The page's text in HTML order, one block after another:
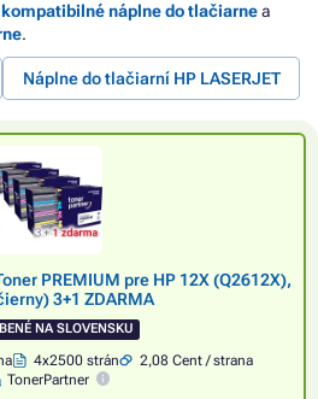
kompatibilné náplne do tlačiarnea
.
Náplne do tlačiarní HP LASERJET
PREMIUM pre HP 12X (Q2612X),
3+1 ZDARMA
NA SLOVENSKU
4x2500 strán
2,08 Cent / strana
TonerPartner